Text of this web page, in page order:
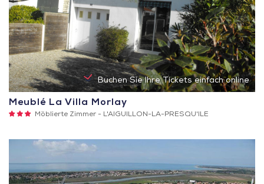
Buchen Sie Ihre Tickets einfach online
Meublé La Villa Morlay
Möblierte Zimmer - L'AIGUILLON-LA-PRESQU'ILE